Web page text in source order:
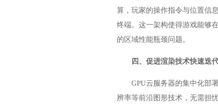
算，玩家的操作指令与位置信
终端。这一架构使得游戏能够
的区域性能瓶颈问题。
四、促进渲染技术快速迭
GPU云服务器的集中化部
辨率等前沿图形技术，无需担